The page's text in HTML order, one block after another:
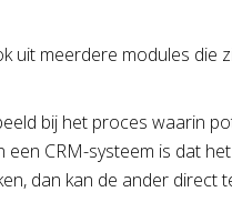
uit meerdere modules
bij het proces waarin
CRM-systeem is dat
dan kan de ander